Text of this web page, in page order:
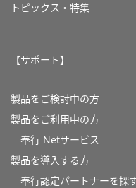
トピックス・特集
【サポート】
製品をご検討中の方
製品をご利用中の方
奉行 Netサービス
製品を導入する方
奉行認定パートナーを探